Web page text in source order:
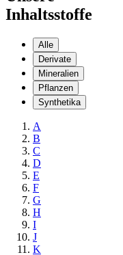
Inhaltsstoffe
Alle
Derivate
Mineralien
Pflanzen
Synthetika
A
B
C
D
E
F
G
H
I
J
K